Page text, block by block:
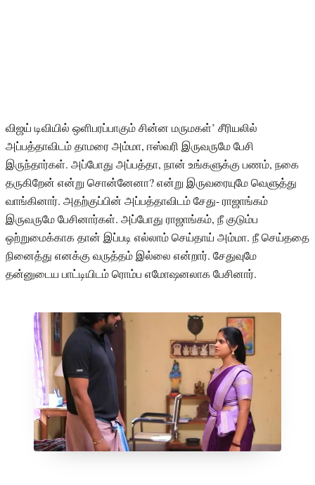
விஜய் டிவியில் ஒளிபரப்பாகும் சின்ன மருமகள்’ சீரியலில்
அப்பத்தாவிடம் தாமரை அம்மா, ஈஸ்வரி இருவருமே பேசி
இருந்தார்கள். அப்போது அப்பத்தா, நான் உங்களுக்கு பணம், நகை
தருகிறேன் என்று சொன்னேனா? என்று இருவரையுமே வெளுத்து
வாங்கினார். அதற்குப்பின் அப்பத்தாவிடம் சேது- ராஜாங்கம்
இருவருமே பேசினார்கள். அப்போது ராஜாங்கம், நீ குடும்ப
ஒற்றுமைக்காக தான் இப்படி எல்லாம் செய்தாய் அம்மா. நீ செய்ததை
நினைத்து எனக்கு வருத்தம் இல்லை என்றார். சேதுவுமே
தன்னுடைய பாட்டியிடம் ரொம்ப எமோஷனலாக பேசினார்.